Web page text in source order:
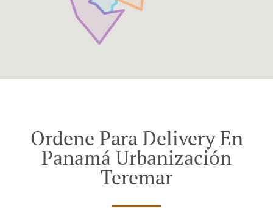
Ordene Para Delivery En
Panamá Urbanización
Teremar